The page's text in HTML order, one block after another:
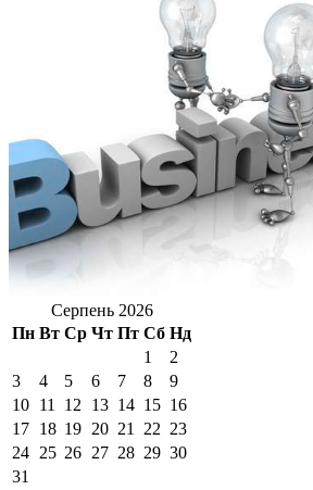
Серпень 2026
Пн Вт Ср Чт Пт Сб Нд
1
2
3
4 5 6 7 8
9
10 11 12 13 14 15 16
17 18 19 20 21 22 23
24 25 26 27 28 29 30
31